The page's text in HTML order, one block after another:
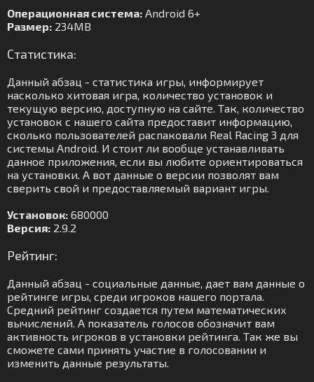
Операционная система: Android 6+
Размер: 234MB
Статистика:
Данный абзац - статистика игры, информирует
насколько хитовая игра, количество установок и
текущую версию, доступную на сайте. Так, количество
установок с нашего сайта предоставит информацию,
сколько пользователей распаковали Real Racing 3 для
системы Android. И стоит ли вообще устанавливать
данное приложения, если вы любите ориентироваться
на установки. А вот данные о версии позволят вам
сверить свой и предоставляемый вариант игры.
Установок: 680000
Версия: 2.9.2
Рейтинг:
Данный абзац - социальные данные, дает вам данные о
рейтинге игры, среди игроков нашего портала.
Средний рейтинг создается путем математических
вычислений. А показатель голосов обозначит вам
активность игроков в установки рейтинга. Так же вы
сможете сами принять участие в голосовании и
изменить данные результаты.